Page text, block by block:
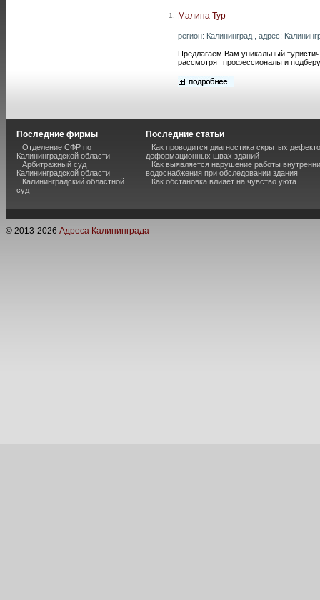
1. Малина Тур
регион: Калининград , адрес:
Предлагаем Вам уникальный
рассмотрят профессионалы и
Последние фирмы
Отделение СФР по
Калининградской области
Арбитражный суд
Калининградской области
Калининградский областной
суд
Последние статьи
Как проводится диагностика скрытых
деформационных швах зданий
Как выявляется нарушение работы
водоснабжения при обследовании здания
Как обстановка влияет на чувство уюта
© 2013-2026 Адреса Калининграда